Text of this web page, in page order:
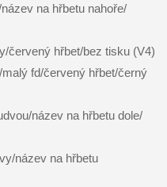
na hřbetu nahoře/
červený hřbet/bez tisku (V4)
fd/červený hřbet/černý
název na hřbetu dole/
název na hřbetu